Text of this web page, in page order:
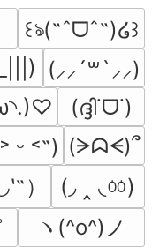
꒰ঌ(˶ˆᗜˆ˵)໒꒱
(⸝⸝´꒳`⸝⸝)
(ദ്ദി˙ᗜ˙)
ᵕ ˂˶) (ᗒᗣᗕ)՞
）
(◞ ‸ ◟ㆀ)
ヽ(^o^)ノ